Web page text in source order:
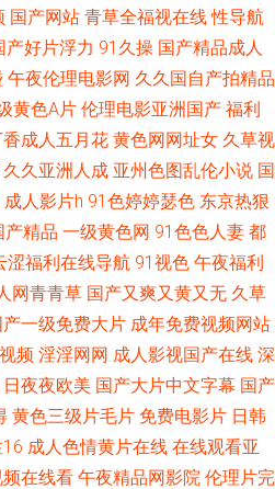
品一区二区 91豆花18 肏屄去干网 久久
福利社迅雷 91资源总站在线观看 欧美亚
依电影无码 狼友91视频 深夜福利视频 国
频 91亚洲做爱视频 女同片色 91传煤网站
天舔夜夜撸 福利视频站 欧美涩逼 成人午
高跟丝袜啪啪 av91 欧美综合精品 91网
福利 国产黄在线免费观看 91n色情 午夜
国产网站 青草全福视在线 性导航
产好片浮力 91久操 国产精品成人
午夜伦理电影网 久久国自产拍精品
黄色A片 伦理电影亚洲国产 福利
成人五月花 黄色网网址女 久草视
久久亚洲人成 亚州色图乱伦小说 国
成人影片h 91色婷婷瑟色 东京热狠
产精品 一级黄色网 91色色人妻 都
涩福利在线导航 91视色 午夜福利
网青青草 国产又爽又黄又无 久草
产一级免费大片 成年免费视频网站
频 淫淫网网 成人影视国产在线 深
日夜夜欧美 国产大片中文字幕 国产
黄色三级片毛片 免费电影片 日韩
成人色情黄片在线 在线观看亚
在线看 午夜精品网影院 伦理片完